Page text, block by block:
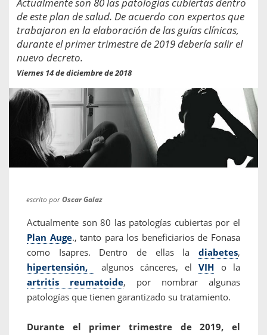
de este plan de salud. De acuerdo con expertos que
trabajaron en la elaboración de las guías clínicas,
durante el primer trimestre de 2019 debería salir el
nuevo decreto.
Viernes 14 de diciembre de 2018
escrito porOscar Galaz
Actualmente son 80 las patologías cubiertas por el
Plan Auge., tanto para los beneficiarios de Fonasa
como Isapres. Dentro de ellas la diabetes,
hipertensión,
algunos cánceres, elVIH o la
artritis reumatoide, por nombrar algunas
patologías que tienen garantizado su tratamiento.
Durante el primer trimestre de 2019, el